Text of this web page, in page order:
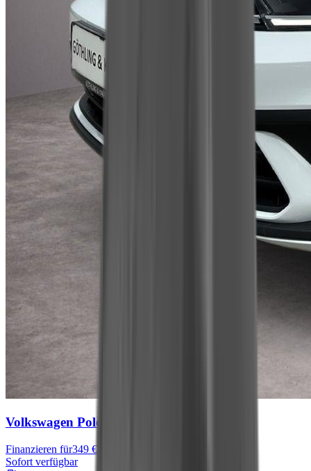
Volkswagen Polo
Finanzieren für349 € mtl.
Sofort verfügbar